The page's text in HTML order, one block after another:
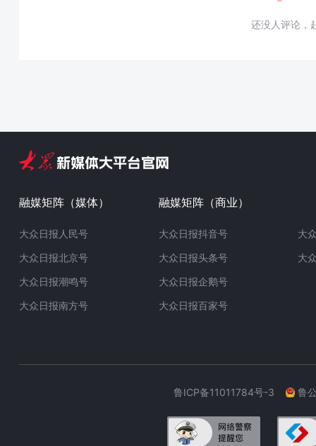
还没人评论，
融媒矩阵（媒体）
大众日报人民号
大众日报北京号
大众日报潮鸣号
大众日报南方号
融媒矩阵（商业）
大众日报抖音号
大众日报头条号
大众日报企鹅号
大众日报百家号
大
大
鲁ICP备11011784号-3 鲁